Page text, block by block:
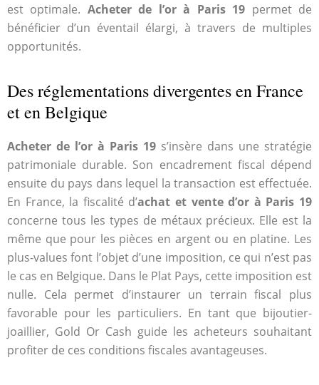
est optimale. Acheter de l’or à Paris 19 permet de
bénéficier d’un éventail élargi, à travers de multiples
opportunités.
Des réglementations divergentes en France
et en Belgique
Acheter de l’or à Paris 19 s’insère dans une stratégie
patrimoniale durable. Son encadrement fiscal dépend
ensuite du pays dans lequel la transaction est effectuée.
En France, la fiscalité d’achat et vente d’or à Paris 19
concerne tous les types de métaux précieux. Elle est la
même que pour les pièces en argent ou en platine. Les
plus-values font l’objet d’une imposition, ce qui n’est pas
le cas en Belgique. Dans le Plat Pays, cette imposition est
nulle. Cela permet d’instaurer un terrain fiscal plus
favorable pour les particuliers. En tant que bijoutier-
joaillier, Gold Or Cash guide les acheteurs souhaitant
profiter de ces conditions fiscales avantageuses.